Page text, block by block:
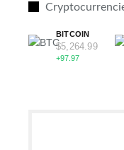
BITCOIN
$5,264.99
+97.97